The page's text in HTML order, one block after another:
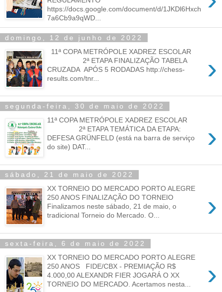
https://docs.google.com/document/d/1JKDl6Hxch
7a6Cb9a9qWD...
domingo, 12 de junho de 2022
›
11ª COPA METRÓPOLE XADREZ ESCOLAR
2ª ETAPA FINALIZAÇÃO TABELA
CRUZADA APÓS 5 RODADAS http://chess-
results.com/tnr...
segunda-feira, 30 de maio de 2022
›
11ª COPA METRÓPOLE XADREZ ESCOLAR
2ª ETAPA TEMÁTICA DA ETAPA:
DEFESA GRÜNFELD (está na barra de serviço
do site) DAT...
sábado, 21 de maio de 2022
›
XX TORNEIO DO MERCADO PORTO ALEGRE
250 ANOS FINALIZAÇÃO DO TORNEIO
Finalizamos neste sábado, 21 de maio, o
tradicional Torneio do Mercado. O...
sexta-feira, 6 de maio de 2022
›
XX TORNEIO DO MERCADO PORTO ALEGRE
250 ANOS FIDE/CBX - PREMIAÇÃO R$
4.000,00 ALEXANDR FIER JOGARÁ O XX
TORNEIO DO MERCADO. Acertamos nesta...